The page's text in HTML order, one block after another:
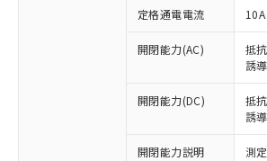
定格通電電流 10A
開閉能力(AC)
抵
誘
開閉能力(DC)
抵
誘
開閉能力説明 測
ご利用条件
以下の条件をお読みいただき、
対応済み：EU RoHS指令（10
非含有に対応した製品が提供可
対応予定：EU RoHS指令（10
有に対応した製品に切り替える
対応予定なし：EU RoHS指令
非含有に非対応の商品で、対応